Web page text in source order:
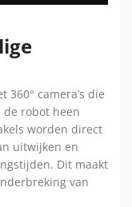
360° camera’s die
robot heen
worden direct
uitwijken en
Dit maakt
van